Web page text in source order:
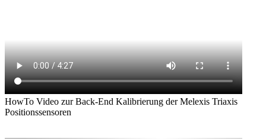
HowTo Video zur Back-End Kalibrierung der Melexis Triaxis
Positionssensoren